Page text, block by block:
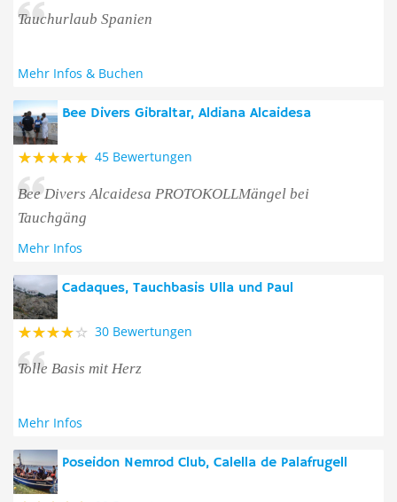
Tauchurlaub Spanien
Mehr Infos & Buchen
Bee Divers Gibraltar, Aldiana Alcaidesa
45 Bewertungen
Bee Divers Alcaidesa PROTOKOLLMängel bei
Tauchgäng
Mehr Infos
Cadaques, Tauchbasis Ulla und Paul
30 Bewertungen
Tolle Basis mit Herz
Mehr Infos
Poseidon Nemrod Club, Calella de Palafrugell